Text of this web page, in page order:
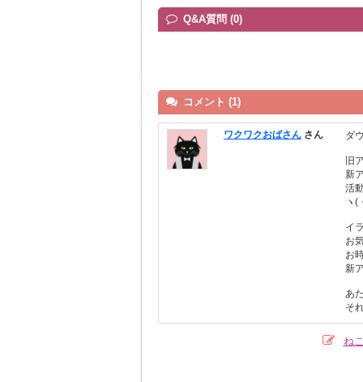
Q&A質問 (0)
コメント (1)
ワクワクおばさん さん ダ
旧
新
活
ヽ(
イ
お
お
新
あ
そ
ね